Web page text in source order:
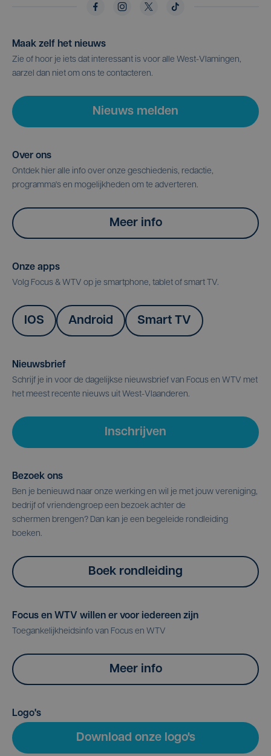
Maak zelf het nieuws
Zie of hoor je iets dat interessant is voor alle West-Vlamingen,
aarzel dan niet om ons te contacteren.
Nieuws melden
Over ons
Ontdek hier alle info over onze geschiedenis, redactie,
programma's en mogelijkheden om te adverteren.
Meer info
Onze apps
Volg Focus & WTV op je smartphone, tablet of smart TV.
IOS Android Smart TV
Nieuwsbrief
Schrijf je in voor de dagelijkse nieuwsbrief van Focus en WTV met
het meest recente nieuws uit West-Vlaanderen.
Inschrijven
Bezoek ons
Ben je benieuwd naar onze werking en wil je met jouw vereniging,
bedrijf of vriendengroep een bezoek achter de
schermen brengen? Dan kan je een begeleide rondleiding
boeken.
Boek rondleiding
Focus en WTV willen er voor iedereen zijn
Toegankelijkheidsinfo van Focus en WTV
Meer info
Logo's
Download onze logo's